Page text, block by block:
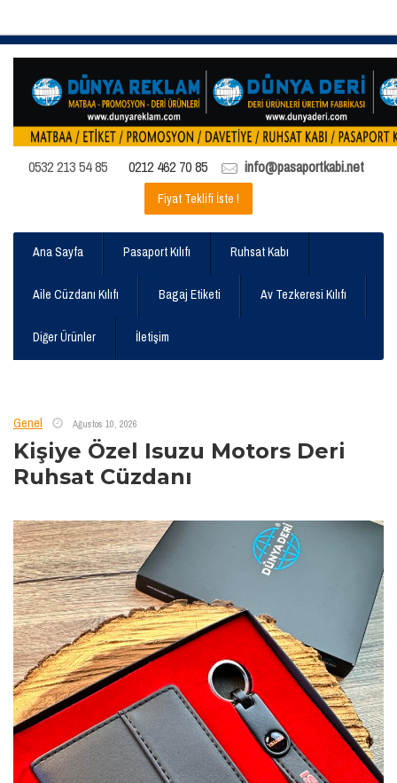
0532 213 54 85 0212 462 70 85 info@pasaportkabi.net
Fiyat Teklifi İste !
Ana Sayfa Pasaport Kılıfı Ruhsat Kabı
Aile Cüzdanı Kılıfı Bagaj Etiketi Av Tezkeresi Kılıfı
Diğer Ürünler İletişim
Genel Ağustos 10, 2026
Kişiye Özel Isuzu Motors Deri
Ruhsat Cüzdanı